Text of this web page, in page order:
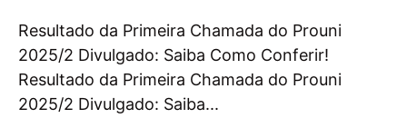
Resultado da Primeira Chamada do Prouni
2025/2 Divulgado: Saiba Como Conferir!
Resultado da Primeira Chamada do Prouni
2025/2 Divulgado: Saiba...